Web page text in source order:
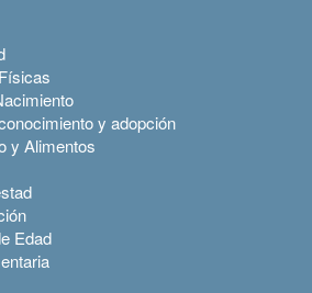
y adopción
y Alimentos
Edad